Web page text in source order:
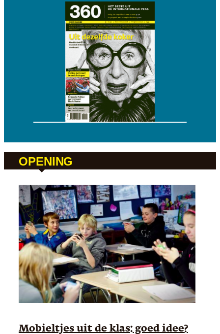
OPENING
Mobieltjes uit de klas: goed idee?